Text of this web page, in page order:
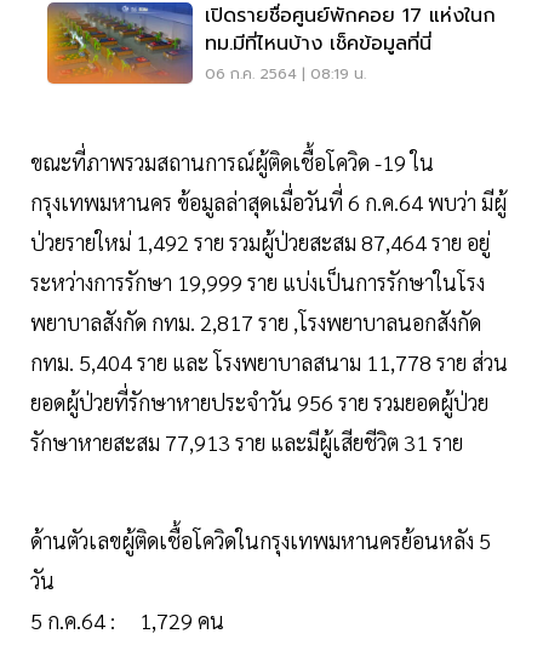
เปิดรายชื่อศูนย์พักคอย 17 แห่งในก
ทม.มีที่ไหนบ้าง เช็คข้อมูลที่นี่
06 ก.ค. 2564 | 08:19 น.
ขณะที่ภาพรวมสถานการณ์ผู้ติดเชื้อโควิด -19 ใน
กรุงเทพมหานคร ข้อมูลล่าสุดเมื่อวันที่ 6 ก.ค.64 พบว่า มีผู้
ป่วยรายใหม่ 1,492 ราย รวมผู้ป่วยสะสม 87,464 ราย อยู่
ระหว่างการรักษา 19,999 ราย แบ่งเป็นการรักษาในโรง
พยาบาลสังกัด กทม. 2,817 ราย ,โรงพยาบาลนอกสังกัด
กทม. 5,404 ราย และ โรงพยาบาลสนาม 11,778 ราย ส่วน
ยอดผู้ป่วยที่รักษาหายประจำวัน 956 ราย รวมยอดผู้ป่วย
รักษาหายสะสม 77,913 ราย และมีผู้เสียชีวิต 31 ราย
ด้านตัวเลขผู้ติดเชื้อโควิดในกรุงเทพมหานครย้อนหลัง 5
วัน
5 ก.ค.64 : 1,729 คน